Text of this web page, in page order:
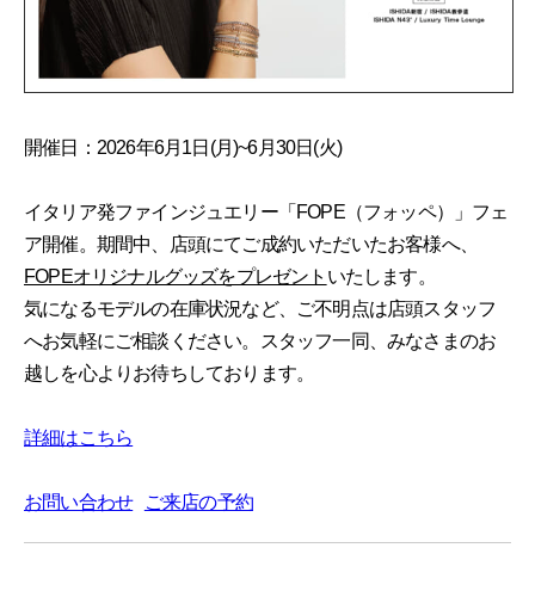
開催日：2026年6月1日(月)~6月30日(火)
イタリア発ファインジュエリー「FOPE（フォッペ）」フェ
ア開催。期間中、店頭にてご成約いただいたお客様へ、
FOPEオリジナルグッズをプレゼント いたします。
気になるモデルの在庫状況など、ご不明点は店頭スタッフ
へお気軽にご相談ください。スタッフ一同、みなさまのお
越しを心よりお待ちしております。
詳細はこちら
お問い合わせ ご来店の予約